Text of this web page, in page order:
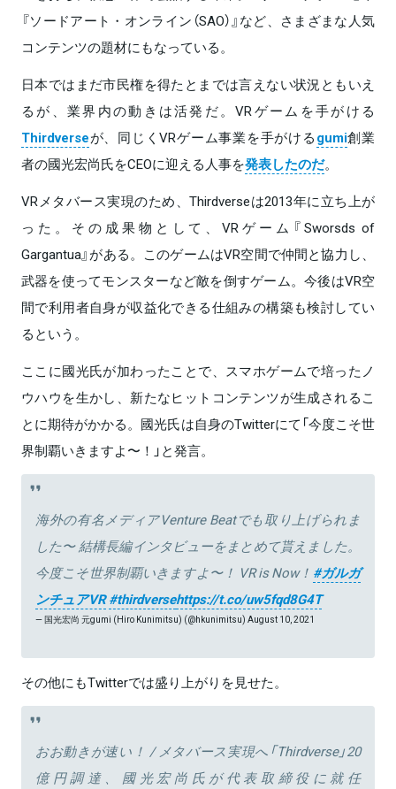
『ソードアート・オンライン（SAO）』など、さまざまな人気
コンテンツの題材にもなっている。
日本ではまだ市民権を得たとまでは言えない状況ともいえ
るが、業界内の動きは活発だ。VRゲームを手がける
Thirdverseが、同じくVRゲーム事業を手がけるgumi創業
者の國光宏尚氏をCEOに迎える人事を発表したのだ。
VRメタバース実現のため、Thirdverseは2013年に立ち上が
った。その成果物として、VRゲーム『Sworsds of
Gargantua』がある。このゲームはVR空間で仲間と協力し、
武器を使ってモンスターなど敵を倒すゲーム。今後はVR空
間で利用者自身が収益化できる仕組みの構築も検討してい
るという。
ここに國光氏が加わったことで、スマホゲームで培ったノ
ウハウを生かし、新たなヒットコンテンツが生成されるこ
とに期待がかかる。國光氏は自身のTwitterにて「今度こそ世
界制覇いきますよ〜！」と発言。
海外の有名メディアVenture Beatでも取り上げられま
した〜 結構長編インタビューをまとめて貰えました。
今度こそ世界制覇いきますよ〜！ VR is Now！ #ガルガ
ンチュアVR#thirdversehttps://t.co/uw5fqd8G4T
— 国光宏尚 元gumi (Hiro Kunimitsu) (@hkunimitsu) August 10, 2021
その他にもTwitterでは盛り上がりを見せた。
おお動きが速い！ / メタバース実現へ「Thirdverse」20
億円調達、國光宏尚氏が代表取締役に就任